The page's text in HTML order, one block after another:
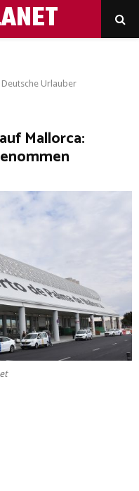
Urlauber
Mallorca: